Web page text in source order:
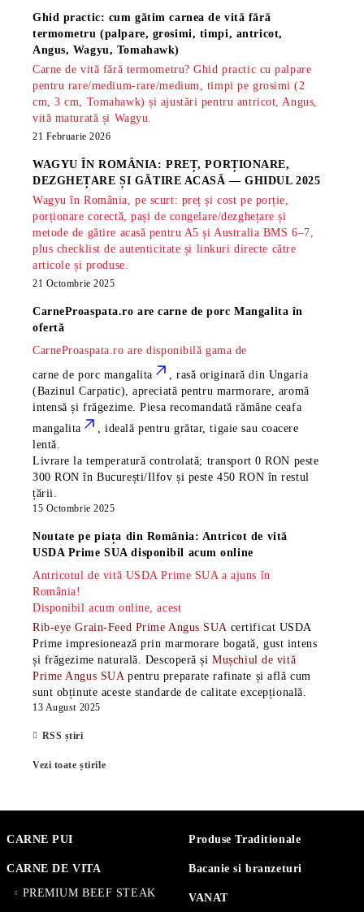
Ghid practic: cum gătim carnea de vită fără
termometru (palpare, grosimi, timpi, antricot,
Angus, Wagyu, Tomahawk)
Carne de vită fără termometru? Ghid practic cu palpare
pentru rare/medium-rare/medium, timpi pe grosimi (2
cm, 3 cm, Tomahawk) și ajustări pentru antricot, Angus,
vită maturată și Wagyu.
21 Februarie 2026
WAGYU ÎN ROMÂNIA: PREȚ, PORȚIONARE,
DEZGHEȚARE ȘI GĂTIRE ACASĂ — GHIDUL 2025
Wagyu în România, pe scurt: preț și cost pe porție,
porționare corectă, pași de congelare/dezghețare și
metode de gătire acasă pentru A5 și Australia BMS 6–7,
plus checklist de autenticitate și linkuri directe către
articole și produse.
21 Octombrie 2025
CarneProaspata.ro arecarne de porc Mangalita în
ofertă
CarneProaspata.ro are disponibilă gama de
carne de porc mangalita
, rasă originară din Ungaria
(Bazinul Carpatic), apreciată pentru marmorare, aromă
intensă și frăgezime. Piesa recomandată rămâneceafa
mangalita
, ideală pentru grătar, tigaie sau coacere
lentă.
Livrare la temperatură controlată; transport 0 RON peste
300 RON în București/Ilfov și peste 450 RON în restul
țării.
15 Octombrie 2025
Noutate pe piața din România: Antricot de vită
USDA Prime SUA disponibil acum online
Antricotul de vită USDA Prime SUA a ajuns în
România!
Disponibil acum online, acest
Rib-eye Grain-Feed Prime Angus SUA certificat USDA
Prime impresionează prin marmorare bogată, gust intens
și frăgezime naturală. Descoperă șiMușchiul de vită
Prime Angus SUA pentru preparate rafinate și află cum
sunt obținute aceste standarde de calitate excepțională.
13 August 2025
RSS știri
Vezi toate știrile
CARNE PUI
CARNE DE VITA
PREMIUM BEEF STEAK
Produse Traditionale
Bacanie si branzeturi
VANAT